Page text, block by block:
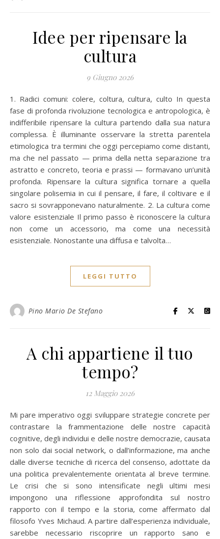
Idee per ripensare la
cultura
9 Giugno 2026
1. Radici comuni: colere, coltura, cultura, culto In questa
fase di profonda rivoluzione tecnologica e antropologica, è
indifferibile ripensare la cultura partendo dalla sua natura
complessa. È illuminante osservare la stretta parentela
etimologica tra termini che oggi percepiamo come distanti,
ma che nel passato — prima della netta separazione tra
astratto e concreto, teoria e prassi — formavano un’unità
profonda. Ripensare la cultura significa tornare a quella
singolare polisemia in cui il pensare, il fare, il coltivare e il
sacro si sovrapponevano naturalmente. 2. La cultura come
valore esistenziale Il primo passo è riconoscere la cultura
non come un accessorio, ma come una necessità
esistenziale. Nonostante una diffusa e talvolta…
LEGGI TUTTO
Pino Mario De Stefano
A chi appartiene il tuo
tempo?
12 Maggio 2026
Mi pare imperativo oggi sviluppare strategie concrete per
contrastare la frammentazione delle nostre capacità
cognitive, degli individui e delle nostre democrazie, causata
non solo dai social network, o dall’informazione, ma anche
dalle diverse tecniche di ricerca del consenso, adottate da
una politica prevalentemente orientata al breve termine.
Le crisi che si sono intensificate negli ultimi mesi
impongono una riflessione approfondita sul nostro
rapporto con il tempo e la storia, come affermato dal
filosofo Yves Michaud. A partire dall’esperienza individuale,
sarebbe necessario riscoprire un rapporto sano e